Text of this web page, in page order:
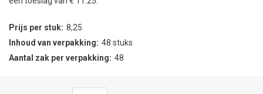
Prijs per stuk 8,25
Inhoud van verpakking
48 stuks
Aantal zak per verpakking
48